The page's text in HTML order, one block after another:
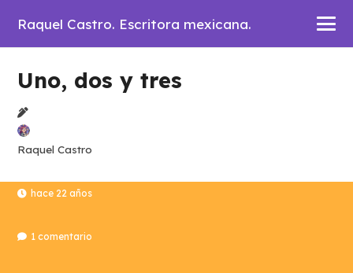
Raquel Castro. Escritora mexicana.
Uno, dos y tres
Raquel Castro
hace 22 años
1comentario